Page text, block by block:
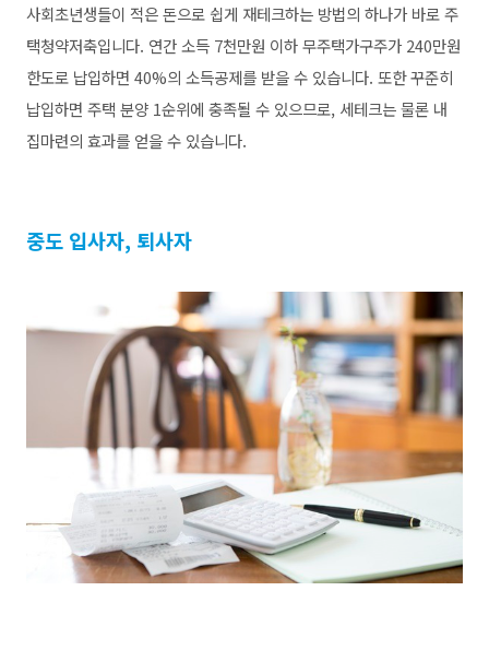
사회초년생들이 적은 돈으로 쉽게 재테크하는 방법의 하나가 바로 주
택청약저축입니다. 연간 소득 7천만원 이하 무주택가구주가 240만원
한도로 납입하면 40%의 소득공제를 받을 수 있습니다. 또한 꾸준히
납입하면 주택 분양 1순위에 충족될 수 있으므로, 세테크는 물론 내
집마련의 효과를 얻을 수 있습니다.
중도 입사자, 퇴사자